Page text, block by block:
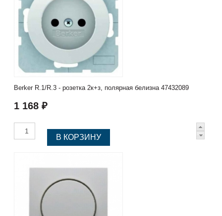
Berker R.1/R.3 - розетка 2к+з, полярная белизна 47432089
1 168 ₽